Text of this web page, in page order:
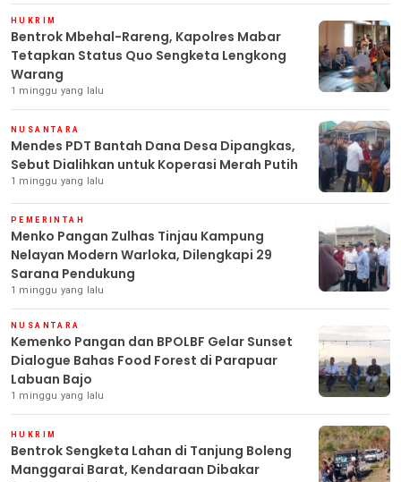
HUKRIM
Bentrok Mbehal-Rareng, Kapolres Mabar
Tetapkan Status Quo Sengketa Lengkong
Warang
1 minggu yang lalu
NUSANTARA
Mendes PDT Bantah Dana Desa Dipangkas,
Sebut Dialihkan untuk Koperasi Merah Putih
1 minggu yang lalu
PEMERINTAH
Menko Pangan Zulhas Tinjau Kampung
Nelayan Modern Warloka, Dilengkapi 29
Sarana Pendukung
1 minggu yang lalu
NUSANTARA
Kemenko Pangan dan BPOLBF Gelar Sunset
Dialogue Bahas Food Forest di Parapuar
Labuan Bajo
1 minggu yang lalu
HUKRIM
Bentrok Sengketa Lahan di Tanjung Boleng
Manggarai Barat, Kendaraan Dibakar